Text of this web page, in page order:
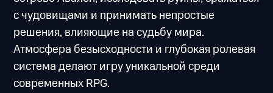
с чудовищами и принимать непростые
решения, влияющие на судьбу мира.
Атмосфера безысходности и глубокая ролевая
система делают игру уникальной среди
современных RPG.